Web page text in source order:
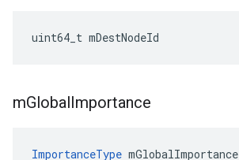
uint64_t mDestNodeId
mGlobalImportance
ImportanceType mGlobalImportance